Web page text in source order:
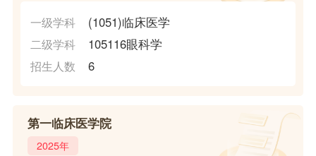
一级学科 (1051)临床医学
二级学科 105116眼科学
招生人数 6
第一临床医学院
2025年